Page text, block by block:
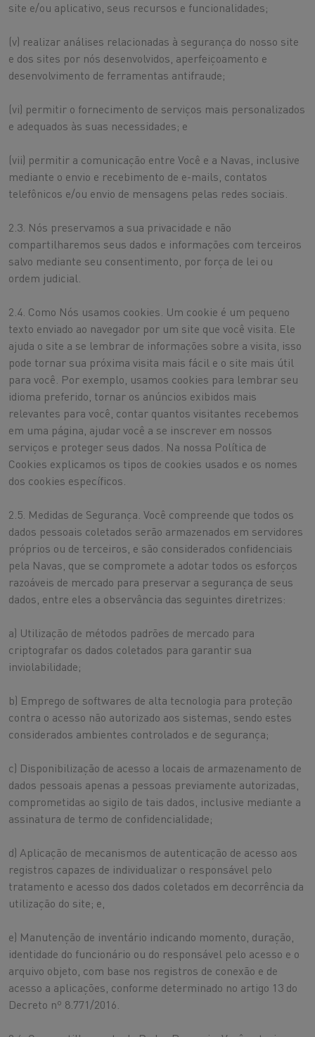
site e/ou aplicativo, seus recursos e funcionalidades;
(v) realizar análises relacionadas à segurança do nosso site
e dos sites por nós desenvolvidos, aperfeiçoamento e
desenvolvimento de ferramentas antifraude;
(vi) permitir o fornecimento de serviços mais personalizados
e adequados às suas necessidades; e
(vii) permitir a comunicação entre Você e a Navas, inclusive
mediante o envio e recebimento de e-mails, contatos
telefônicos e/ou envio de mensagens pelas redes sociais.
2.3. Nós preservamos a sua privacidade e não
compartilharemos seus dados e informações com terceiros
salvo mediante seu consentimento, por força de lei ou
ordem judicial.
2.4. Como Nós usamos cookies. Um cookie é um pequeno
texto enviado ao navegador por um site que você visita. Ele
ajuda o site a se lembrar de informações sobre a visita, isso
pode tornar sua próxima visita mais fácil e o site mais útil
para você. Por exemplo, usamos cookies para lembrar seu
idioma preferido, tornar os anúncios exibidos mais
relevantes para você, contar quantos visitantes recebemos
em uma página, ajudar você a se inscrever em nossos
serviços e proteger seus dados. Na nossa Política de
Cookies explicamos os tipos de cookies usados e os nomes
dos cookies específicos.
2.5. Medidas de Segurança. Você compreende que todos os
dados pessoais coletados serão armazenados em servidores
próprios ou de terceiros, e são considerados confidenciais
pela Navas, que se compromete a adotar todos os esforços
razoáveis de mercado para preservar a segurança de seus
dados, entre eles a observância das seguintes diretrizes:
a) Utilização de métodos padrões de mercado para
criptografar os dados coletados para garantir sua
inviolabilidade;
b) Emprego de softwares de alta tecnologia para proteção
contra o acesso não autorizado aos sistemas, sendo estes
considerados ambientes controlados e de segurança;
c) Disponibilização de acesso a locais de armazenamento de
dados pessoais apenas a pessoas previamente autorizadas,
comprometidas ao sigilo de tais dados, inclusive mediante a
assinatura de termo de confidencialidade;
d) Aplicação de mecanismos de autenticação de acesso aos
registros capazes de individualizar o responsável pelo
tratamento e acesso dos dados coletados em decorrência da
utilização do site; e,
e) Manutenção de inventário indicando momento, duração,
identidade do funcionário ou do responsável pelo acesso e o
arquivo objeto, com base nos registros de conexão e de
acesso a aplicações, conforme determinado no artigo 13 do
Decreto nº 8.771/2016.